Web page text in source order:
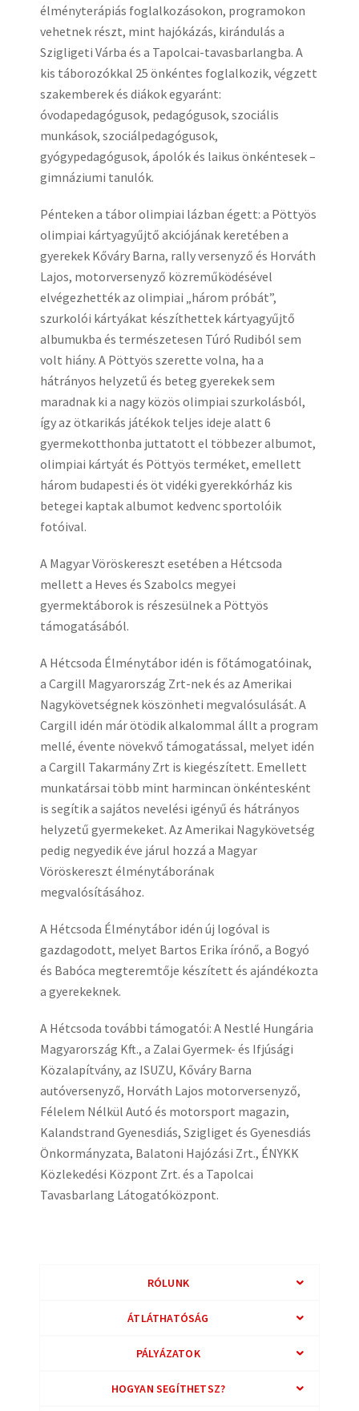
élményterápiás foglalkozásokon, programokon
vehetnek részt, mint hajókázás, kirándulás a
Szigligeti Várba és a Tapolcai-tavasbarlangba. A
kis táborozókkal 25 önkéntes foglalkozik, végzett
szakemberek és diákok egyaránt:
óvodapedagógusok, pedagógusok, szociális
munkások, szociálpedagógusok,
gyógypedagógusok, ápolók és laikus önkéntesek –
gimnáziumi tanulók.
Pénteken a tábor olimpiai lázban égett: a Pöttyös
olimpiai kártyagyűjtő akciójának keretében a
gyerekek Kőváry Barna, rally versenyző és Horváth
Lajos, motorversenyző közreműködésével
elvégezhették az olimpiai „három próbát”,
szurkolói kártyákat készíthettek kártyagyűjtő
albumukba és természetesen Túró Rudiból sem
volt hiány. A Pöttyös szerette volna, ha a
hátrányos helyzetű és beteg gyerekek sem
maradnak ki a nagy közös olimpiai szurkolásból,
így az ötkarikás játékok teljes ideje alatt 6
gyermekotthonba juttatott el többezer albumot,
olimpiai kártyát és Pöttyös terméket, emellett
három budapesti és öt vidéki gyerekkórház kis
betegei kaptak albumot kedvenc sportolóik
fotóival.
A Magyar Vöröskereszt esetében a Hétcsoda
mellett a Heves és Szabolcs megyei
gyermektáborok is részesülnek a Pöttyös
támogatásából.
A Hétcsoda Élménytábor idén is főtámogatóinak,
a Cargill Magyarország Zrt-nek és az Amerikai
Nagykövetségnek köszönheti megvalósulását. A
Cargill idén már ötödik alkalommal állt a program
mellé, évente növekvő támogatással, melyet idén
a Cargill Takarmány Zrt is kiegészített. Emellett
munkatársai több mint harmincan önkéntesként
is segítik a sajátos nevelési igényű és hátrányos
helyzetű gyermekeket. Az Amerikai Nagykövetség
pedig negyedik éve járul hozzá a Magyar
Vöröskereszt élménytáborának
megvalósításához.
A Hétcsoda Élménytábor idén új logóval is
gazdagodott, melyet Bartos Erika írónő, a Bogyó
és Babóca megteremtője készített és ajándékozta
a gyerekeknek.
A Hétcsoda további támogatói: A Nestlé Hungária
Magyarország Kft., a Zalai Gyermek- és Ifjúsági
Közalapítvány, az ISUZU, Kőváry Barna
autóversenyző, Horváth Lajos motorversenyző,
Félelem Nélkül Autó és motorsport magazin,
Kalandstrand Gyenesdiás, Szigliget és Gyenesdiás
Önkormányzata, Balatoni Hajózási Zrt., ÉNYKK
Közlekedési Központ Zrt. és a Tapolcai
Tavasbarlang Látogatóközpont.
RÓLUNK
ÁTLÁTHATÓSÁG
PÁLYÁZATOK
HOGYAN SEGÍTHETSZ?